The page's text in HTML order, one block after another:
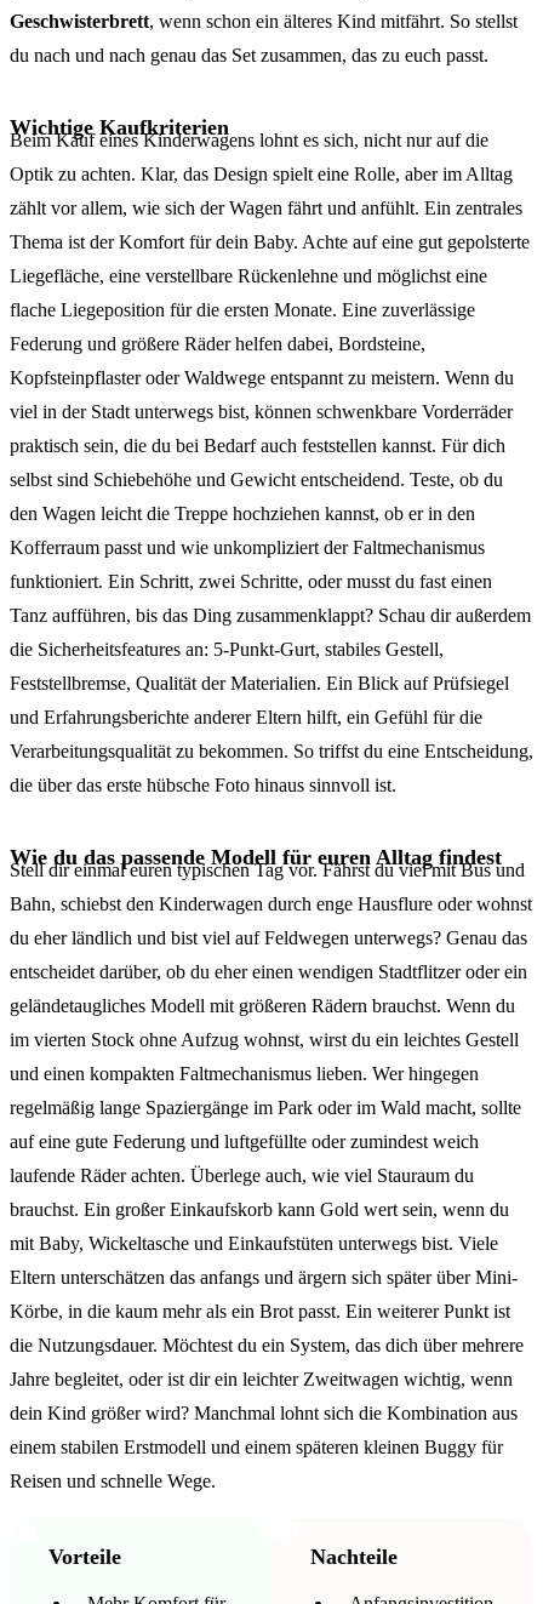
Geschwisterbrett, wenn schon ein älteres Kind mitfährt. So stellst
du nach und nach genau das Set zusammen, das zu euch passt.
Wichtige Kaufkriterien
Beim Kauf eines Kinderwagens lohnt es sich, nicht nur auf die
Optik zu achten. Klar, das Design spielt eine Rolle, aber im Alltag
zählt vor allem, wie sich der Wagen fährt und anfühlt. Ein zentrales
Thema ist der Komfort für dein Baby. Achte auf eine gut gepolsterte
Liegefläche, eine verstellbare Rückenlehne und möglichst eine
flache Liegeposition für die ersten Monate. Eine zuverlässige
Federung und größere Räder helfen dabei, Bordsteine,
Kopfsteinpflaster oder Waldwege entspannt zu meistern. Wenn du
viel in der Stadt unterwegs bist, können schwenkbare Vorderräder
praktisch sein, die du bei Bedarf auch feststellen kannst. Für dich
selbst sind Schiebehöhe und Gewicht entscheidend. Teste, ob du
den Wagen leicht die Treppe hochziehen kannst, ob er in den
Kofferraum passt und wie unkompliziert der Faltmechanismus
funktioniert. Ein Schritt, zwei Schritte, oder musst du fast einen
Tanz aufführen, bis das Ding zusammenklappt? Schau dir außerdem
die Sicherheitsfeatures an: 5-Punkt-Gurt, stabiles Gestell,
Feststellbremse, Qualität der Materialien. Ein Blick auf Prüfsiegel
und Erfahrungsberichte anderer Eltern hilft, ein Gefühl für die
Verarbeitungsqualität zu bekommen. So triffst du eine Entscheidung,
die über das erste hübsche Foto hinaus sinnvoll ist.
Wie du das passende Modell für euren Alltag findest
Stell dir einmal euren typischen Tag vor. Fährst du viel mit Bus und
Bahn, schiebst den Kinderwagen durch enge Hausflure oder wohnst
du eher ländlich und bist viel auf Feldwegen unterwegs? Genau das
entscheidet darüber, ob du eher einen wendigen Stadtflitzer oder ein
geländetaugliches Modell mit größeren Rädern brauchst. Wenn du
im vierten Stock ohne Aufzug wohnst, wirst du ein leichtes Gestell
und einen kompakten Faltmechanismus lieben. Wer hingegen
regelmäßig lange Spaziergänge im Park oder im Wald macht, sollte
auf eine gute Federung und luftgefüllte oder zumindest weich
laufende Räder achten. Überlege auch, wie viel Stauraum du
brauchst. Ein großer Einkaufskorb kann Gold wert sein, wenn du
mit Baby, Wickeltasche und Einkaufstüten unterwegs bist. Viele
Eltern unterschätzen das anfangs und ärgern sich später über Mini-
Körbe, in die kaum mehr als ein Brot passt. Ein weiterer Punkt ist
die Nutzungsdauer. Möchtest du ein System, das dich über mehrere
Jahre begleitet, oder ist dir ein leichter Zweitwagen wichtig, wenn
dein Kind größer wird? Manchmal lohnt sich die Kombination aus
einem stabilen Erstmodell und einem späteren kleinen Buggy für
Reisen und schnelle Wege.
Vorteile Nachteile